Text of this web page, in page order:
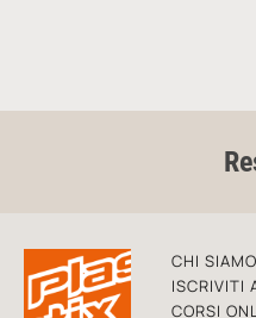
CHI SIAMO
ISCRIVITI
CORSI